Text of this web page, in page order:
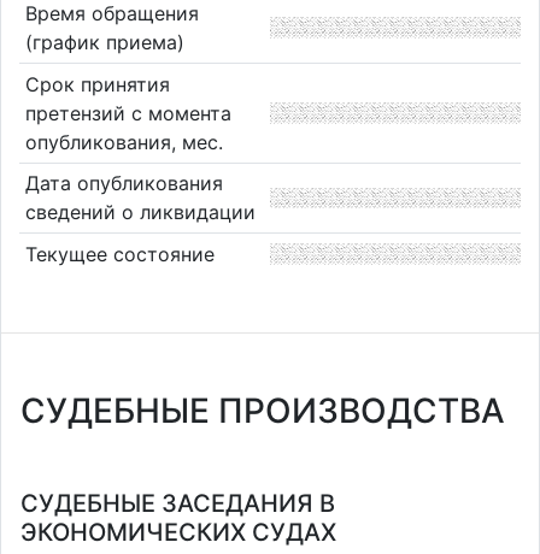
Время обращения
(график приема)
Срок принятия
претензий с момента
опубликования, мес.
Дата опубликования
сведений о ликвидации
Текущее состояние
СУДЕБНЫЕ ПРОИЗВОДСТВА
СУДЕБНЫЕ ЗАСЕДАНИЯ В
ЭКОНОМИЧЕСКИХ СУДАХ